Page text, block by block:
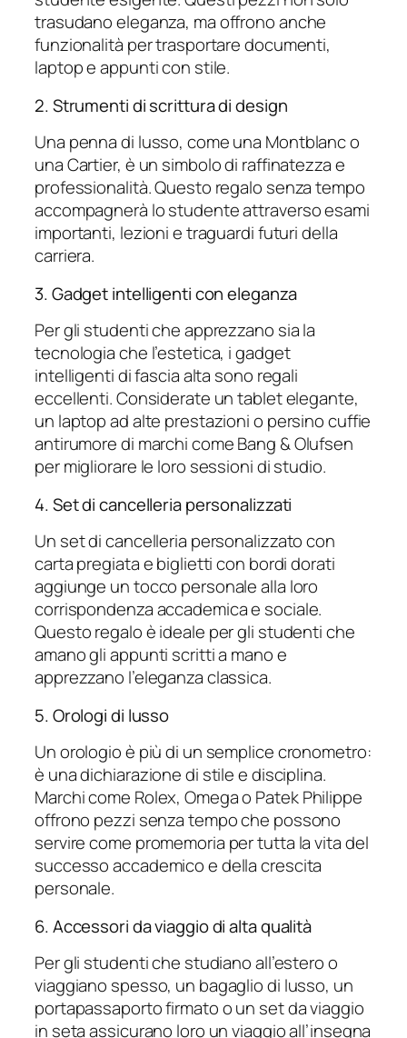
trasudano eleganza, ma offrono anche
funzionalità per trasportare documenti,
laptop e appunti con stile.
2. Strumenti di scrittura di design
Una penna di lusso, come una Montblanc o
una Cartier, è un simbolo di raffinatezza e
professionalità. Questo regalo senza tempo
accompagnerà lo studente attraverso esami
importanti, lezioni e traguardi futuri della
carriera.
3. Gadget intelligenti con eleganza
Per gli studenti che apprezzano sia la
tecnologia che l’estetica, i gadget
intelligenti di fascia alta sono regali
eccellenti. Considerate un tablet elegante,
un laptop ad alte prestazioni o persino cuffie
antirumore di marchi come Bang & Olufsen
per migliorare le loro sessioni di studio.
4. Set di cancelleria personalizzati
Un set di cancelleria personalizzato con
carta pregiata e biglietti con bordi dorati
aggiunge un tocco personale alla loro
corrispondenza accademica e sociale.
Questo regalo è ideale per gli studenti che
amano gli appunti scritti a mano e
apprezzano l’eleganza classica.
5. Orologi di lusso
Un orologio è più di un semplice cronometro:
è una dichiarazione di stile e disciplina.
Marchi come Rolex, Omega o Patek Philippe
offrono pezzi senza tempo che possono
servire come promemoria per tutta la vita del
successo accademico e della crescita
personale.
6. Accessori da viaggio di alta qualità
Per gli studenti che studiano all’estero o
viaggiano spesso, un bagaglio di lusso, un
portapassaporto firmato o un set da viaggio
in seta assicurano loro un viaggio all’insegna